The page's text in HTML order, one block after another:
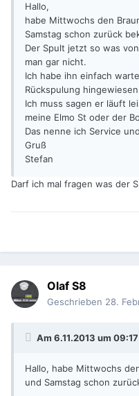
Hallo,
habe Mittwochs den
Samstag schon zurück
Der Spult jetzt so was
man gar nicht.
Ich habe ihn einfach
Rückspulung
Ich muss sagen er läuft
meine Elmo St oder der
Das nenne ich Service
Gruß
Stefan
Darf ich mal fragen was der
Olaf S8
Geschrieben 28.
Am 6.11.2013 um
Hallo, habe Mittwochs
und Samstag schon